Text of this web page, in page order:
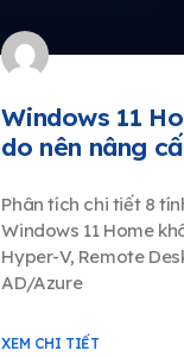
Windows 11
do nên nâng
Phân tích chi tiết 8
Windows 11 Home
Hyper-V, Remote
AD/Azure
XEM CHI TIẾT